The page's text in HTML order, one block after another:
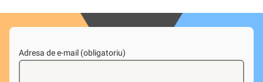
Adresa de e-mail (obligatoriu)